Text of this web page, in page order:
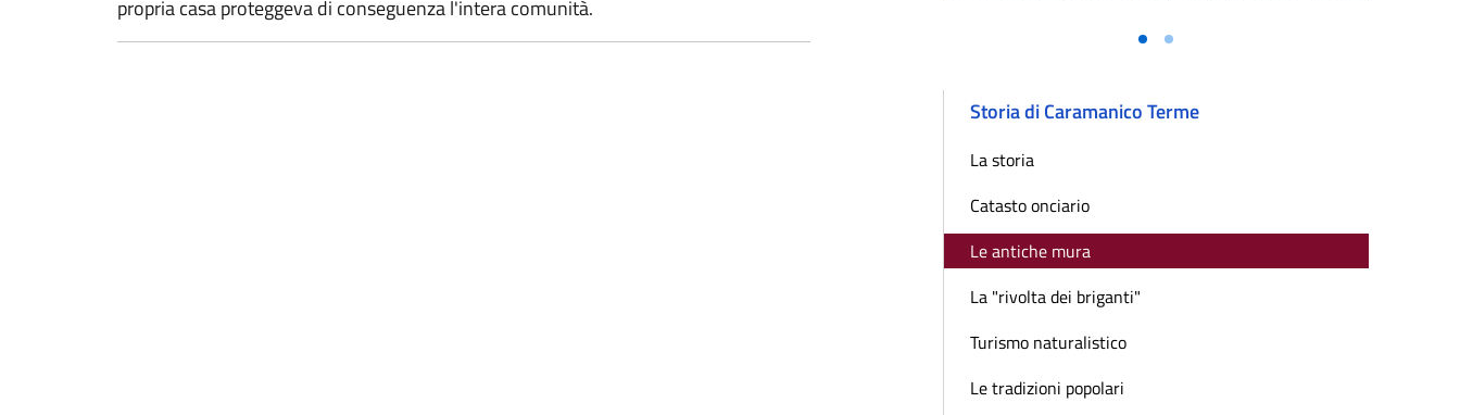
propria casa proteggeva di conseguenza l'intera comunità.
Vai alla slide 1
Vai alla slide 2
Storia di Caramanico Terme
La storia
Catasto onciario
Le antiche mura
La "rivolta dei briganti"
Turismo naturalistico
Le tradizioni popolari